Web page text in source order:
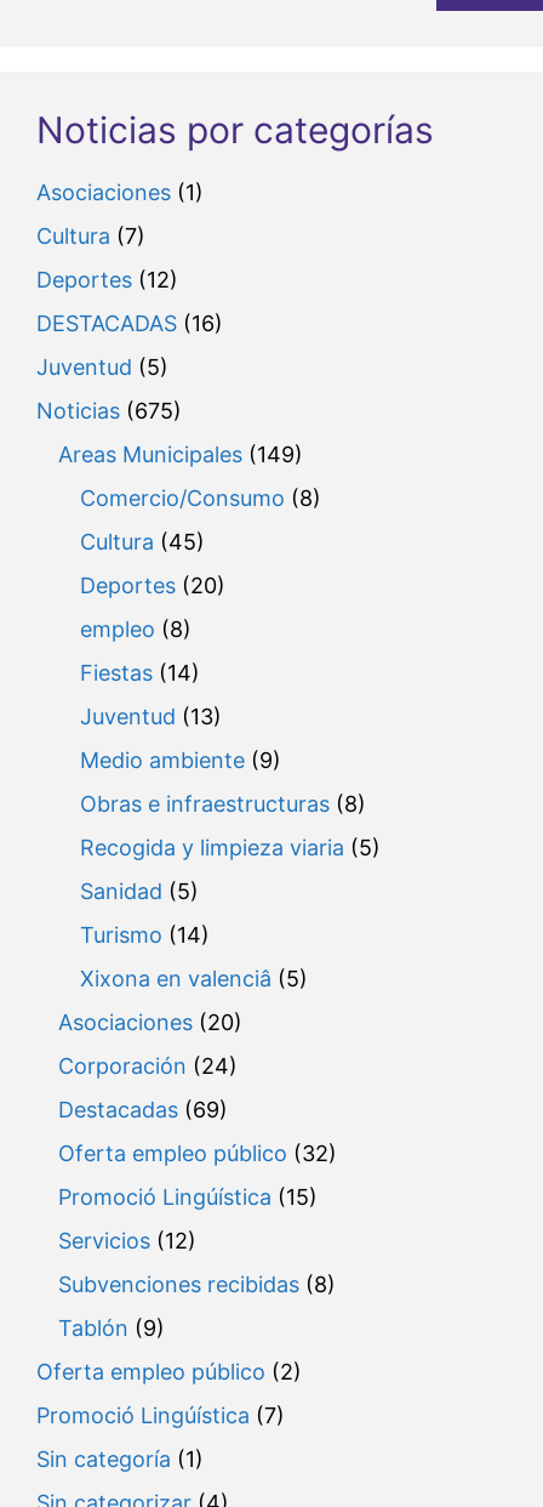
Noticias por categorías
Asociaciones (1)
Cultura (7)
Deportes (12)
DESTACADAS (16)
Juventud (5)
Noticias (675)
Areas Municipales (149)
Comercio/Consumo (8)
Cultura (45)
Deportes (20)
empleo (8)
Fiestas (14)
Juventud (13)
Medio ambiente (9)
Obras e infraestructuras (8)
Recogida y limpieza viaria (5)
Sanidad (5)
Turismo (14)
Xixona en valenciâ (5)
Asociaciones (20)
Corporación (24)
Destacadas (69)
Oferta empleo público (32)
Promoció Lingúística (15)
Servicios (12)
Subvenciones recibidas (8)
Tablón (9)
Oferta empleo público (2)
Promoció Lingúística (7)
Sin categoría (1)